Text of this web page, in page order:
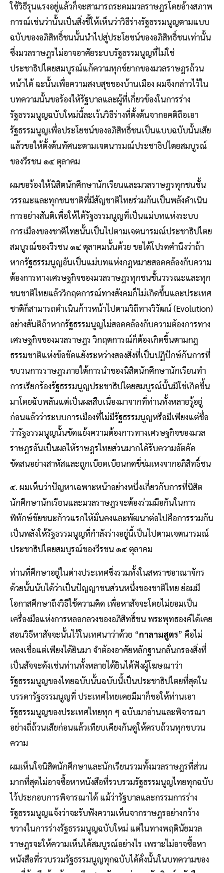
ใช้วิธีรุนแรงอยู่แล้วก็จะสามารถระดมมวลราษฎรโดยอ้างสภาพ
การณ์เช่นว่านั้นเป็นสิ่งชี้ให้เห็นว่าวิธีร่างรัฐธรรมนูญตามแบบ
ฉบับของอภิสิทธิ์ชนนั้นนําไปสู่ประโยชน์ของอภิสิทธิ์ชนเท่านั้น
ซึ่งมวลราษฎรไม่อาจอาศัยระบบรัฐธรรมนูญที่ไม่ใช่
ประชาธิปไตยสมบูรณ์แก้ความทุกข์ยากของมวลราษฎรถ้วน
หน้าได้ ฉะนั้นเพื่อความสงบสุขของบ้านเมือง ผมจึงกล่าวไว้ใน
บทความนั้นขอร้องให้รัฐบาลและผู้ที่เกี่ยวข้องในการร่าง
รัฐธรรมนูญฉบับใหม่นี้ละเว้นวิธีร่างที่ตั้งต้นจากอคติถือเอา
รัฐธรรมนูญเพื่อประโยชน์ของอภิสิทธิ์ชนเป็นแบบฉบับนั้นเสีย
แล้วขอให้ตั้งต้นทัศนะตามเจตนารมณ์ประชาธิปไตยสมบูรณ์
ของวีรชน ๑๔ ตุลาคม
ผมขอร้องให้นิสิตนักศึกษานักเรียนและมวลราษฎรทุกชนชั้น
วรรณะและทุกชนชาติที่มีสัญชาติไทยร่วมกันเป็นพลังดําเนิน
การอย่างสันติเพื่อให้ได้รัฐธรรมนูญที่เป็นแม่บทแห่งระบบ
การเมืองของชาติไทยนั้นเป็นไปตามเจตนารมณ์ประชาธิปไตย
สมบูรณ์ของวีรชน ๑๔ ตุลาคมนั้นด้วย ขอได้โปรดคํานึงว่าถ้า
หากรัฐธรรมนูญอันเป็นแม่บทแห่งกฎหมายสอดคล้องกับความ
ต้องการทางเศรษฐกิจของมวลราษฎรทุกชนชั้นวรรณะและทุก
ชนชาติไทยแล้ววิกฤตการณ์ทางสังคมก็ไม่เกิดขึ้นและประเทศ
ชาติก็สามารถดําเนินก้าวหน้าไปตามวิถีทางวิวัฒน์ (Evolution)
อย่างสันติถ้าหากรัฐธรรมนูญไม่สอดคล้องกับความต้องการทาง
เศรษฐกิจของมวลราษฎร วิกฤตการณ์ก็ต้องเกิดขึ้นตามกฎ
ธรรมชาติแห่งข้อขัดแย้งระหว่างสองสิ่งที่เป็นปฏิปักษ์กันการที่
ขบวนการราษฎรภายใต้การนําของนิสิตนักศึกษานักเรียนทํา
การเรียกร้องรัฐธรรมนูญประชาธิปไตยสมบูรณ์นั้นมิใช่เกิดขึ้น
มาโดยฉับพลันแต่เป็นผลสืบเนื่องมาจากที่ท่านทั้งหลายรู้อยู่
ก่อนแล้วว่าระบบการเมืองที่ไม่มีรัฐธรรมนูญหรือมีเพียงแต่ชื่อ
ว่ารัฐธรรมนูญนั้นขัดแย้งความต้องการทางเศรษฐกิจของมวล
ราษฎรอันเป็นผลให้ราษฎรไทยส่วนมากได้รับความอัตคัด
ขัดสนอย่างสาหัสและถูกเบียดเบียนกดขี่ข่มเหงจากอภิสิทธิ์ชน
๔. ผมเห็นว่าปัญหาเฉพาะหน้าอย่างหนึ่งเกี่ยวกับการที่นิสิต
นักศึกษานักเรียนและมวลราษฎรจะต้องร่วมมือกันในการ
พิทักษ์ชัยชนะก้าวแรกให้มั่นคงและพัฒนาต่อไปคือการรวมกัน
เป็นพลังให้รัฐธรรมนูญที่กําลังร่างอยู่นี้เป็นไปตามเจตนารมณ์
ประชาธิปไตยสมบูรณ์ของวีรชน ๑๔ ตุลาคม
ท่านที่ศึกษาอยู่ในต่างประเทศซึ่งรวมทั้งในสหราชอาณาจักร
ด้วยนั้นนับได้ว่าเป็นปัญญาชนส่วนหนึ่งของชาติไทย ย่อมมี
โอกาสศึกษาถึงวิธีใช้ความคิด เพื่อหาสัจจะโดยไม่ยอมเป็น
เครื่องมือแห่งการหลอกลวงของอภิสิทธิ์ชน พระพุทธองค์ได้เคย
สอนวิธีหาสัจจะนั้นไว้ในเทศนาว่าด้วย “กาลามสูตร” คือไม่
หลงเชื่อแต่เพียงได้ยินมา จําต้องอาศัยหลักฐานกลั่นกรองสิ่งที่
เป็นสัจจะดังเช่นท่านทั้งหลายได้ยินได้ฟังผู้โฆษณาว่า
รัฐธรรมนูญของไทยฉบับนั้นฉบับนี้เป็นประชาธิปไตยที่สุดใน
บรรดารัฐธรรมนูญที่ ประเทศไทยเคยมีมาก็ขอให้ท่านเอา
รัฐธรรมนูญของประเทศไทยทุก ๆ ฉบับมาอ่านและพิจารณา
อย่างถี่ถ้วนเสียก่อนแล้วเทียบเคียงกันดูให้ครบถ้วนทุกขบวน
ความ
ผมเห็นใจนิสิตนักศึกษาและนักเรียนรวมทั้งมวลราษฎรที่ส่วน
มากที่สุดไม่อาจซื้อหาหนังสือที่รวบรวมรัฐธรรมนูญไทยทุกฉบับ
ไว้ประกอบการพิจารณาได้ แม้ว่ารัฐบาลและกรรมการร่าง
รัฐธรรมนูญแจ้งว่าจะรับฟังความเห็นจากราษฎรอย่างกว้าง
ขวางในการร่างรัฐธรรมนูญฉบับใหม่ แต่ในทางพฤตินัยมวล
ราษฎรจะให้ความเห็นได้สมบูรณ์อย่างไร เพราะไม่อาจซื้อหา
หนังสือที่รวบรวมรัฐธรรมนูญทุกฉบับได้ดั่งนั้นในบทความของ